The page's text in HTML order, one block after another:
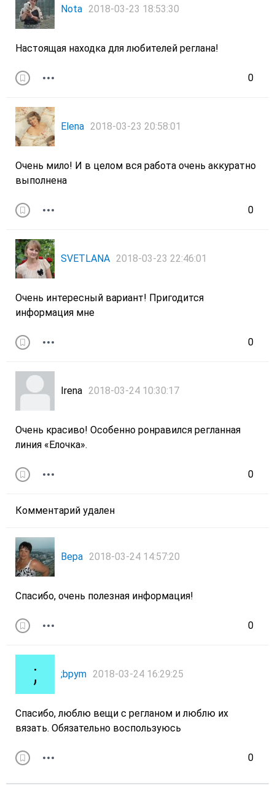
Nota 2018-03-23 18:53:30
0
Настоящая находка для любителей реглана!
Elena 2018-03-23 20:58:01
0
Очень мило! И в целом вся работа очень аккуратно
выполнена
SVETLANA 2018-03-23 22:46:01
0
Очень интересный вариант! Пригодится
информация мне
Irena 2018-03-24 10:30:17
0
Очень красиво! Особенно ронравился регланная
линия «Елочка».
Комментарий удален
Вера 2018-03-24 14:57:20
0
Спасибо, очень полезная информация!
;bpym 2018-03-24 16:29:25
0
Спасибо, люблю вещи с регланом и люблю их
вязать. Обязательно воспользуюсь